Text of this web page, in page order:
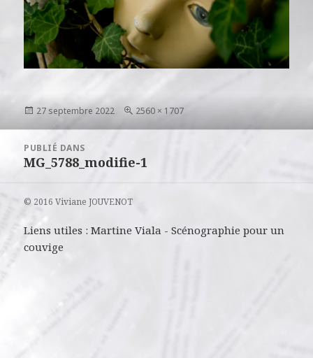
Publié
27 septembre 2022
Taille
2560 × 1707
l’article
PUBLIÉ DANS
MG_5788_modifie-1
© 2016 Viviane JOUVENOT
Liens utiles :Martine Viala -Scénographie pour un
couvige